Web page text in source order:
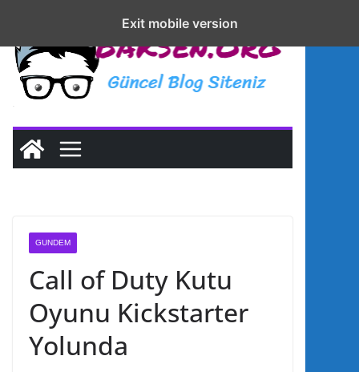
GUNDEM
Call of Duty Kutu
Oyunu Kickstarter
Yolunda
Exit mobile version
Exit mobile version